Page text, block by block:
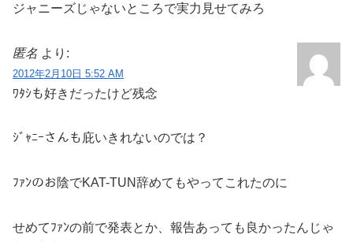
ジャニーズじゃないところで実力見せてみろ
匿名 より:
2012年2月10日 5:52 AM
ﾜﾀｼも好きだったけど残念
ｼﾞｬﾆｰさんも庇いきれないのでは？
ﾌｧﾝのお陰でKAT-TUN辞めてもやってこれたのに
せめてﾌｧﾝの前で発表とか、報告あっても良かったんじゃ